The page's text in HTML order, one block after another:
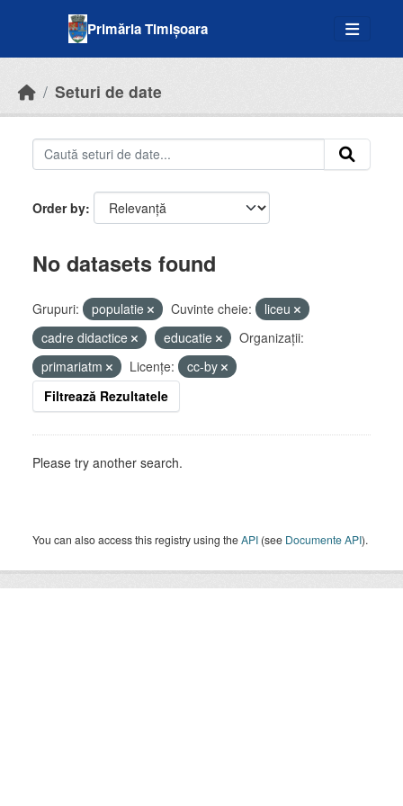
Primăria Timișoara
Seturi de date
Order by
No datasets found
Grupuri: populatie Cuvinte cheie:
liceu
cadre didactice
educatie
Organizații:
primariatm
Licenţe:
cc-by
Filtrează Rezultatele
Please try another search.
You can also access this registry using theAPI (see Documente API).